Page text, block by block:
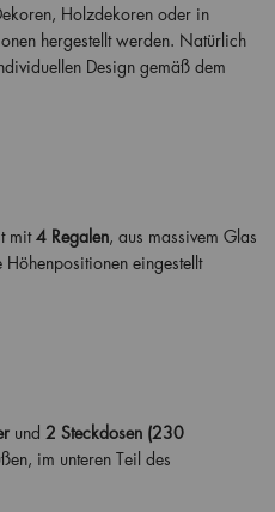
Holzdekoren oder in
hergestellt werden. Natürlich
Design gemäß dem
mit 4 Regalen, aus massivem Glas
eingestellt
und 2 Steckdosen (230
im unteren Teil des